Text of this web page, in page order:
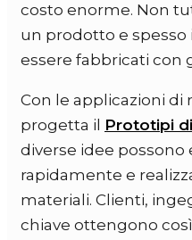
costo enorme. Non
un prodotto e
essere fabbricati con
Con le applicazioni di
progetta il Prototipi
diverse idee possono
rapidamente e
materiali. Clienti,
chiave ottengono